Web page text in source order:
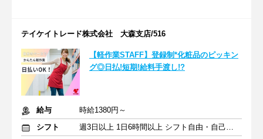
テイケイトレード株式会社 大森支店/516
【軽作業STAFF】登録制*化粧品のピッキン
グ◎日払!短期!給料手渡し!?
給与
時給1380円～
シフト
週3日以上 1日6時間以上 シフト自由・自己申告